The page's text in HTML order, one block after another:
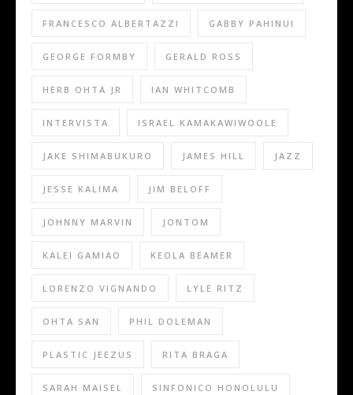
FRANCESCO ALBERTAZZI GABBY PAHINUI
GEORGE FORMBY GERALD ROSS
HERB OHTA JR IAN WHITCOMB
INTERVISTA ISRAEL KAMAKAWIWOOLE
JAKE SHIMABUKURO JAMES HILL JAZZ
JESSE KALIMA JIM BELOFF
JOHNNY MARVIN JONTOM
KALEI GAMIAO KEOLA BEAMER
LORENZO VIGNANDO LYLE RITZ
OHTA SAN PHIL DOLEMAN
PLASTIC JEEZUS RITA BRAGA
SARAH MAISEL SINFONICO HONOLULU